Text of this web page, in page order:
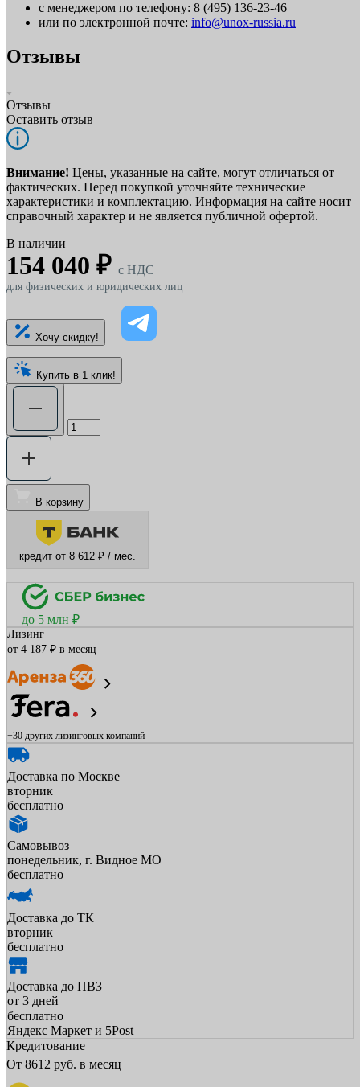
с менеджером по телефону: 8 (495) 136-23-46
или по электронной почте: info@unox-russia.ru
Отзывы
Отзывы
Оставить отзыв
Внимание! Цены, указанные на сайте, могут отличаться от
фактических. Перед покупкой уточняйте технические
характеристики и комплектацию. Информация на сайте носит
справочный характер и не является публичной офертой.
В наличии
154 040 ₽ c НДС
для физических и юридических лиц
Хочу скидку!
Купить в 1 клик!
В корзину
кредит от 8 612 ₽ / мес.
до 5 млн ₽
Лизинг
от 4 187 ₽ в месяц
+30 других лизинговых компаний
Доставка по Москве
вторник
бесплатно
Самовывоз
понедельник, г. Видное МО
бесплатно
Доставка до ТК
вторник
бесплатно
Доставка до ПВЗ
от 3 дней
бесплатно
Яндекс Маркет и 5Post
Кредитование
От 8612 руб. в месяц